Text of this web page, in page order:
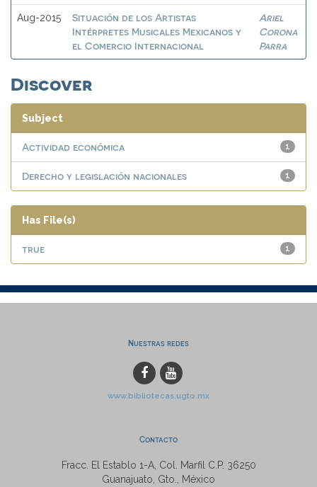
Aug-2015
Situación de los Artistas
Intérpretes Musicales Mexicanos y
el Comercio Internacional
Ariel
Corona
Parra
Discover
Subject
1
Actividad económica
1
Derecho y legislación nacionales
Has File(s)
1
true
Nuestras redes
www.bibliotecas.ugto.mx
Contacto
Fracc. El Establo 1-A, Col. Marfil C.P. 36250
Guanajuato, Gto., México